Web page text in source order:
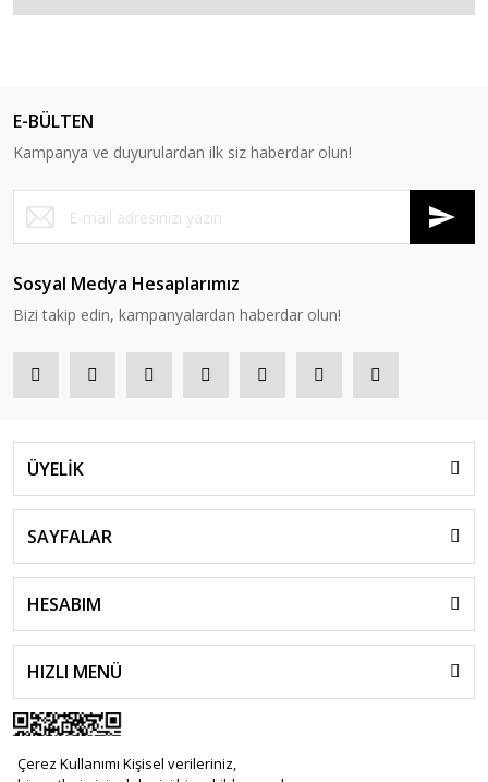
Çerez Kullanımı Kişisel verileriniz,
E-BÜLTEN
Kampanya ve duyurulardan ilk siz haberdar olun!
Sosyal Medya Hesaplarımız
Bizi takip edin, kampanyalardan haberdar olun!
ÜYELİK
SAYFALAR
HESABIM
HIZLI MENÜ